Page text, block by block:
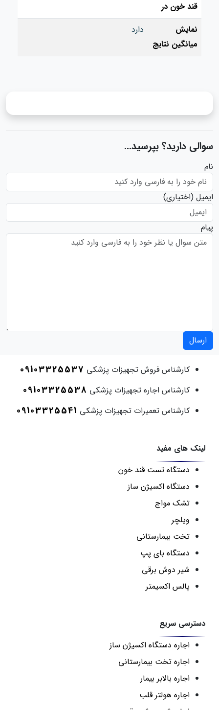
قند خون در
نمایش
میانگین نتایج
دارد
سوالی دارید؟ بپرسید...
نام
ایمیل (اختیاری)
پیام
ارسال
کارشناس فروش تجهیزات پزشکی 09103325537
کارشناس اجاره تجهیزات پزشکی 09103325538
کارشناس تعمیرات تجهیزات پزشکی 09103325541
لینک های مفید
دستگاه تست قند خون
دستگاه اکسیژن ساز
تشک مواج
ویلچر
تخت بیمارستانی
دستگاه بای پپ
شیر دوش برقی
پالس اکسیمتر
دسترسی سریع
اجاره دستگاه اکسیژن ساز
اجاره تخت بیمارستانی
اجاره بالابر بیمار
اجاره هولتر قلب